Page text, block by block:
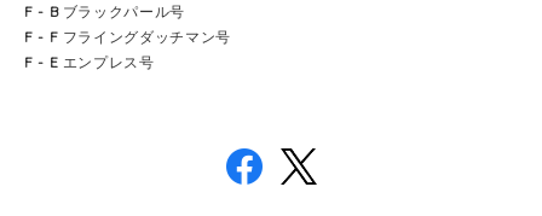
F - B ブラックパール号
F - F フライングダッチマン号
F - E エンプレス号